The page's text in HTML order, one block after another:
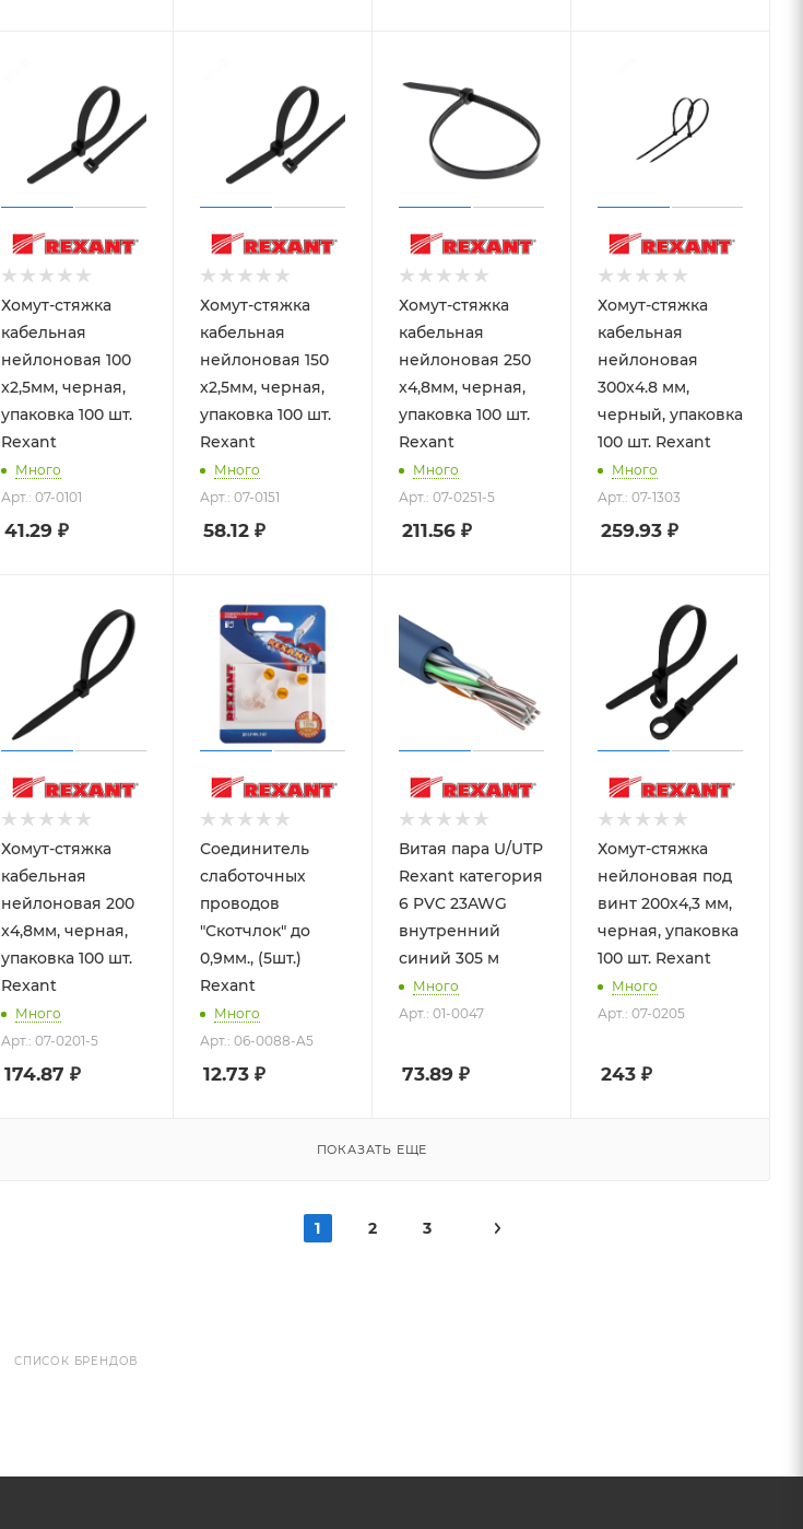
Хомут-стяжка
кабельная
нейлоновая 100
x2,5мм, черная,
упаковка 100 шт.
Rexant
Много
Арт.: 07-0101
41.29 ₽
Хомут-стяжка
кабельная
нейлоновая 150
x2,5мм, черная,
упаковка 100 шт.
Rexant
Много
Арт.: 07-0151
58.12 ₽
Хомут-стяжка
кабельная
нейлоновая 250
x4,8мм, черная,
упаковка 100 шт.
Rexant
Много
Арт.: 07-0251-5
211.56 ₽
Хомут-стяжка
кабельная
нейлоновая
300x4.8 мм,
черный, упаковка
100 шт. Rexant
Много
Арт.: 07-1303
259.93 ₽
Хомут-стяжка
кабельная
нейлоновая 200
x4,8мм, черная,
упаковка 100 шт.
Rexant
Много
Арт.: 07-0201-5
174.87 ₽
Соединитель
слаботочных
проводов
"Скотчлок" до
0,9мм., (5шт.)
Rexant
Много
Арт.: 06-0088-A5
12.73 ₽
Витая пара U/UTP
Rexant категория
6 PVC 23AWG
внутренний
синий 305 м
Много
Арт.: 01-0047
73.89 ₽
Хомут-стяжка
нейлоновая под
винт 200x4,3 мм,
черная, упаковка
100 шт. Rexant
Много
Арт.: 07-0205
243 ₽
ПОКАЗАТЬ ЕЩЕ
1 2 3
СПИСОК БРЕНДОВ